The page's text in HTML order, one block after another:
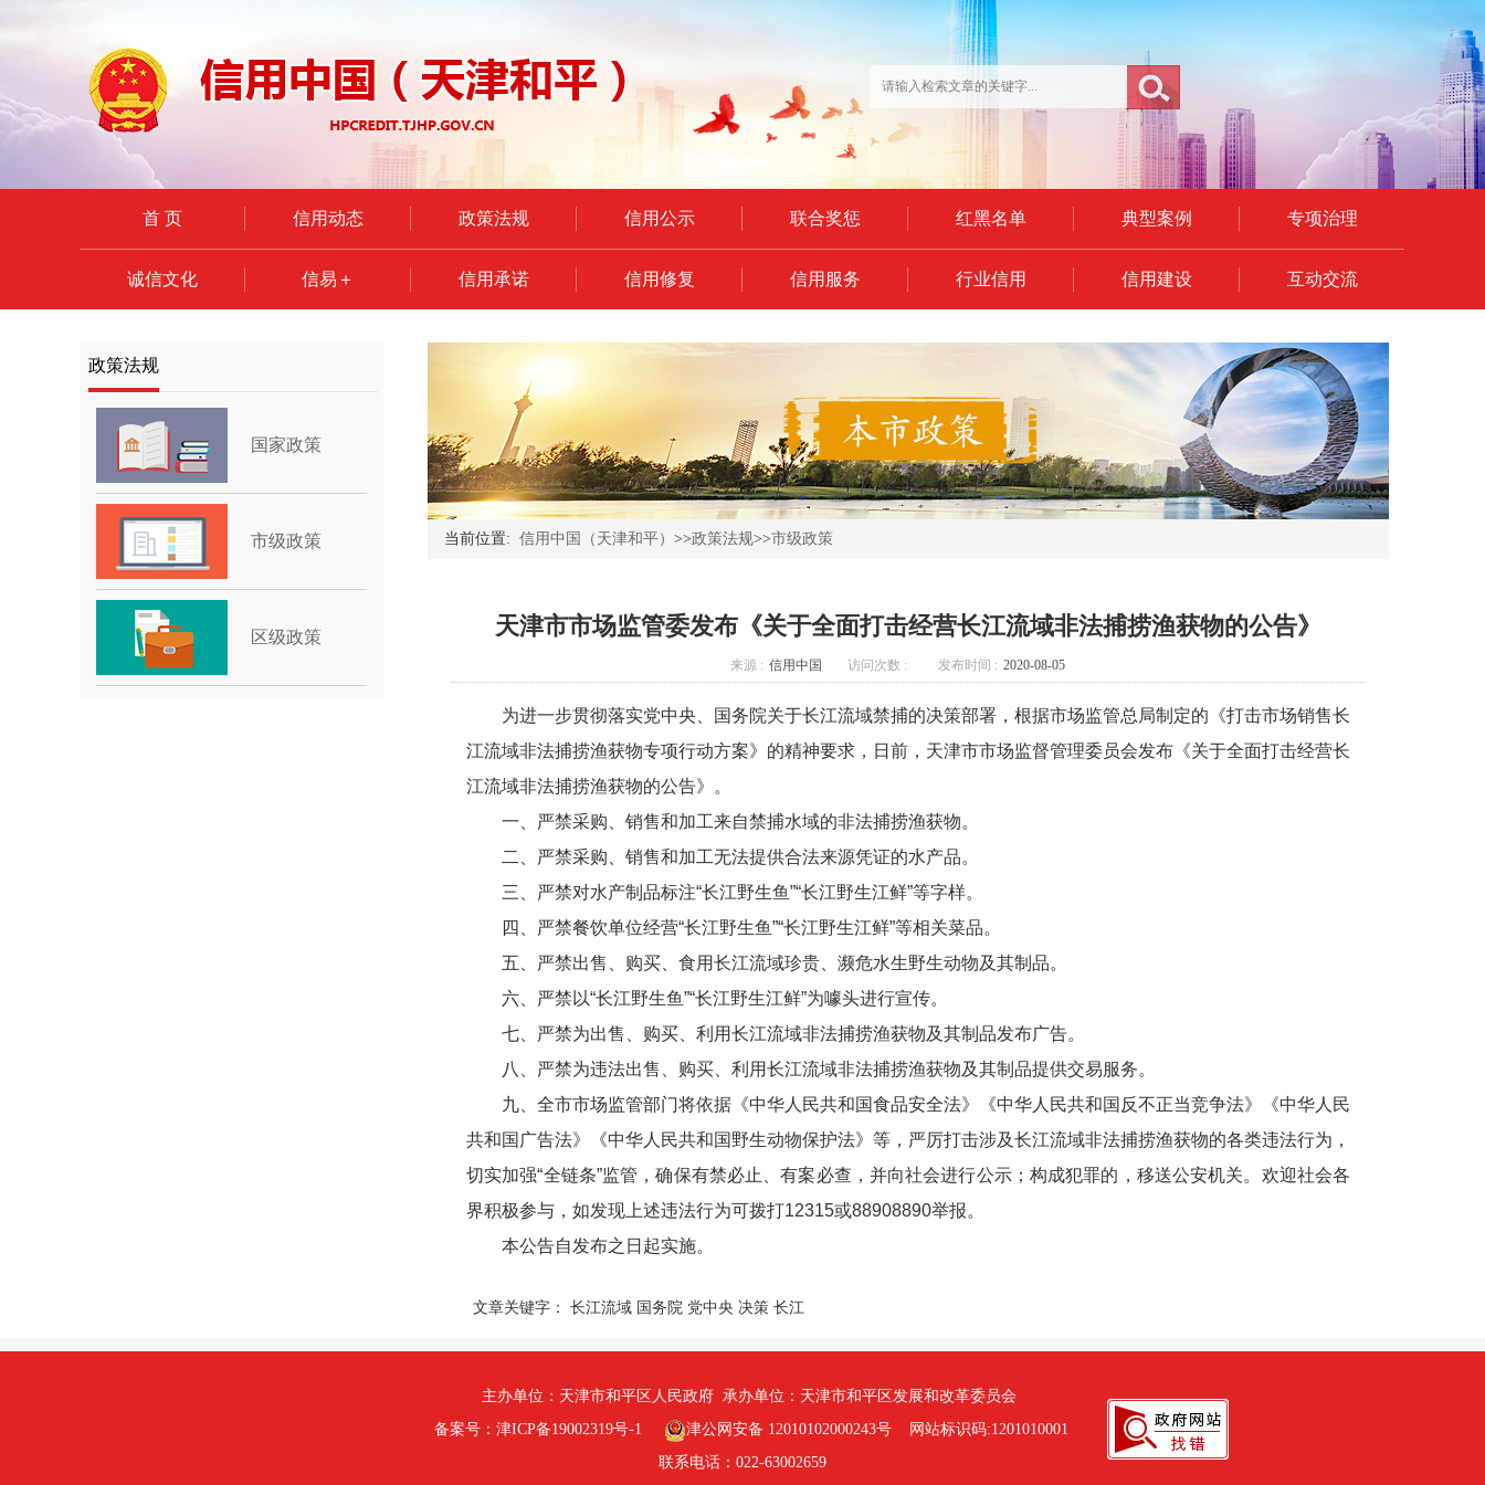
首 页 信用动态 政策法规 信用公示 联合奖惩 红黑名单 典型案例 专项治理
诚信文化 信易＋ 信用承诺 信用修复 信用服务 行业信用 信用建设 互动交流
政策法规
国家政策
市级政策
区级政策
当前位置: 信用中国（天津和平） >>政策法规>>市级政策
天津市市场监管委发布《关于全面打击经营长江流域非法捕捞渔获物的公告》
来源 : 信用中国 访问次数 : 发布时间 : 2020-08-05
为进一步贯彻落实党中央、国务院关于长江流域禁捕的决策部署，根据市场监管总局制定的《打击市场销售长
江流域非法捕捞渔获物专项行动方案》的精神要求，日前，天津市市场监督管理委员会发布《关于全面打击经营长
江流域非法捕捞渔获物的公告》。
一、严禁采购、销售和加工来自禁捕水域的非法捕捞渔获物。
二、严禁采购、销售和加工无法提供合法来源凭证的水产品。
三、严禁对水产制品标注“长江野生鱼”“长江野生江鲜”等字样。
四、严禁餐饮单位经营“长江野生鱼”“长江野生江鲜”等相关菜品。
五、严禁出售、购买、食用长江流域珍贵、濒危水生野生动物及其制品。
六、严禁以“长江野生鱼”“长江野生江鲜”为噱头进行宣传。
七、严禁为出售、购买、利用长江流域非法捕捞渔获物及其制品发布广告。
八、严禁为违法出售、购买、利用长江流域非法捕捞渔获物及其制品提供交易服务。
九、全市市场监管部门将依据《中华人民共和国食品安全法》《中华人民共和国反不正当竞争法》《中华人民
共和国广告法》《中华人民共和国野生动物保护法》等，严厉打击涉及长江流域非法捕捞渔获物的各类违法行为，
切实加强“全链条”监管，确保有禁必止、有案必查，并向社会进行公示；构成犯罪的，移送公安机关。欢迎社会各
界积极参与，如发现上述违法行为可拨打12315或88908890举报。
本公告自发布之日起实施。
文章关键字： 长江流域 国务院 党中央 决策 长江
主办单位：天津市和平区人民政府 承办单位：天津市和平区发展和改革委员会
备案号：津ICP备19002319号-1
津公网安备 12010102000243号 网站标识码:1201010001
联系电话：022-63002659